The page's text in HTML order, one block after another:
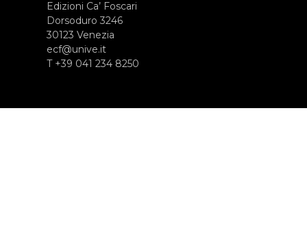
Edizioni Ca’ Foscari
Dorsoduro 3246
30123 Venezia
ecf@unive.it
T +39 041 234 8250